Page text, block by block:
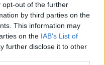
opt-out of the further
by third parties on the
This information may
on the IAB’s List of
further disclose it to other
τραγουδίστριες θα